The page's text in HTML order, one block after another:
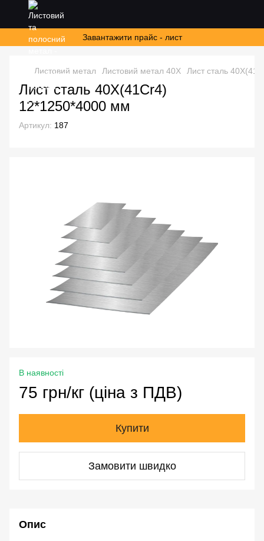
Завантажити прайс - лист
Листовий метал Листовий метал 40Х Лист сталь
Лист сталь 40Х(41Cr4)
12*1250*4000 мм
Артикул: 187
В наявності
75 грн/кг (ціна з ПДВ)
Купити
Замовити швидко
Опис